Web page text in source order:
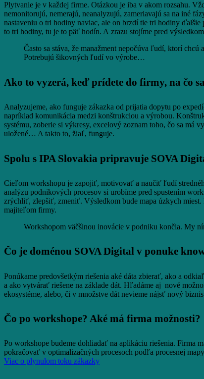
Plytvanie je v každej firme. Otázkou je iba v akom rozsahu.
nemonitorujú, nemerajú, neanalyzujú, zameriavajú sa na iné
nastaveniu o tri hodiny naviac, ale on brzdí tie tri hodiny
to tri hodiny, tu je to päť hodín. A zrazu stojíme pred
Často sa stáva, že manažment nepočúva ľudí, ktorí
Potrebujú šikovných ľudí vo výrobe…
Ako to vyzerá, keď prídete do firmy, na čo
Analyzujeme, ako funguje zákazka od prijatia dopytu po
napríklad komunikácia medzi konštrukciou a výrobou.
systému, zoberie si výkresy, excelový zoznam toho, čo sa má
uložené… A takto to, žiaľ, funguje.
Spolu s IPA Slovakia pripravuje SOVA
Cieľom workshopu je zapojiť, motivovať a naučiť ľudí
analýzu podnikových procesov si urobíme pred spustením
zrýchliť, zlepšiť, zmeniť. Výsledkom bude mapa úzkych miest.
majiteľom firmy.
Workshopom väčšinou inovácie v podniku končia. My
Čo je doménou SOVA Digital v ponuke
Ponúkame predovšetkým riešenia aké dáta zbierať, ako a
a ako vytvárať riešene na základe dát. Hľadáme aj nové
ekosystéme, alebo, či v množstve dát nevieme nájsť nový
Čo po workshope? Aké má firma možnosti?
Po workshope budeme dohliadať na aplikáciu riešenia. Firma
pokračovať v optimalizačných procesoch podľa procesnej
Viac o plynulom toku zákazky